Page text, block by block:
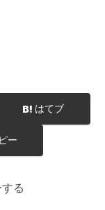
はてブ
ー
る